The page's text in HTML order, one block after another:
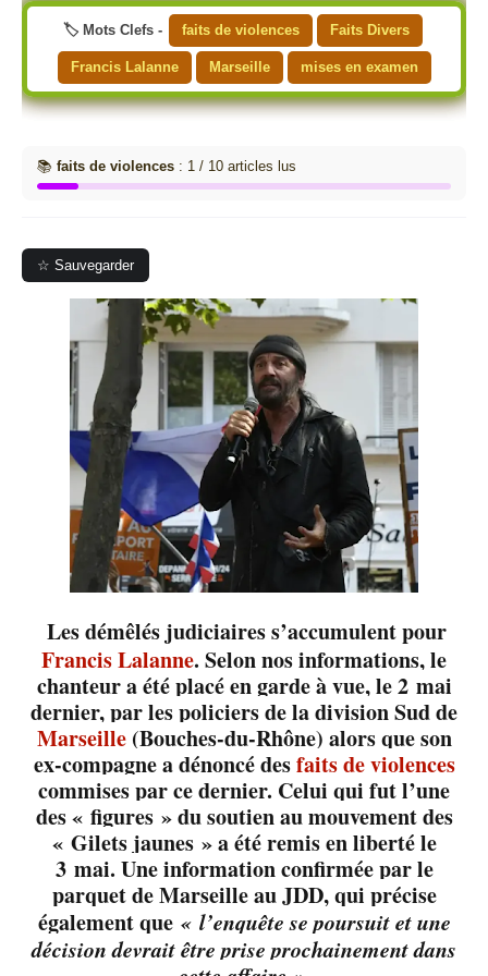
🏷️ Mots Clefs - faits de violences Faits Divers
Francis Lalanne Marseille mises en examen
📚 faits de violences : 1 / 10 articles lus
☆ Sauvegarder
Les démêlés judiciaires s’accumulent pour
Francis Lalanne. Selon nos informations, le
chanteur a été placé en garde à vue, le 2 mai
dernier, par les policiers de la division Sud de
Marseille(Bouches-du-Rhône) alors que son
ex-compagne a dénoncé desfaits de violences
commises par ce dernier. Celui qui fut l’une
des « figures » du soutien au mouvement des
« Gilets jaunes » a été remis en liberté le
3 mai. Une information confirmée par le
parquet de Marseille au JDD, qui précise
également que « l’enquête se poursuit et une
décision devrait être prise prochainement dans